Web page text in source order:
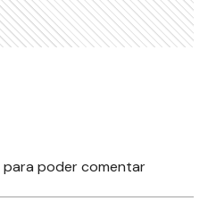
para poder comentar